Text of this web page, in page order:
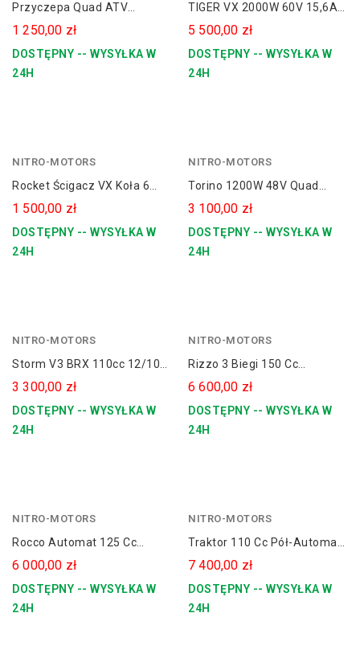
Przyczepa Quad ATV
PolarBear Z Wywrotką 340KG
1 250,00 zł
DOSTĘPNY -- WYSYŁKA W
24H
TIGER VX 2000W 60V 15,6Ah
Lithium 14/12" Cross
Elektryczny
5 500,00 zł
DOSTĘPNY -- WYSYŁKA W
24H
NITRO-MOTORS
czerwony
niebieski
zielony
Rocket Ścigacz VX Koła 6
800W
1 500,00 zł
DOSTĘPNY -- WYSYŁKA W
24H
NITRO-MOTORS
Torino 1200W 48V Quad
Elektryczny Koła 6
3 100,00 zł
DOSTĘPNY -- WYSYŁKA W
24H
NITRO-MOTORS
pomarańczowy
Storm V3 BRX 110cc 12/10
Pół-Automat E-Start
3 300,00 zł
DOSTĘPNY -- WYSYŁKA W
24H
NITRO-MOTORS
Rizzo 3 Biegi 150 Cc
Spalinowy Quad 8" Platin
Line
6 600,00 zł
DOSTĘPNY -- WYSYŁKA W
24H
NITRO-MOTORS
czerwony
Rocco Automat 125 Cc
Spalinowy Quad 8" Platin
Line
6 000,00 zł
DOSTĘPNY -- WYSYŁKA W
24H
NITRO-MOTORS
Traktor 110 Cc Pół-Automat
Replika John Deere
Spalinowy Dla Dziecka +
Przyczepka
7 400,00 zł
DOSTĘPNY -- WYSYŁKA W
24H